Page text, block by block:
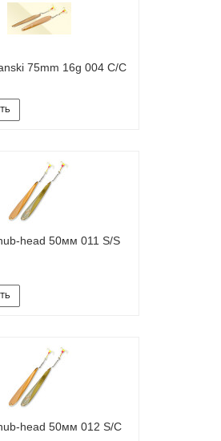
75mm 16g 004 C/C
head 50мм 011 S/S
head 50мм 012 S/C